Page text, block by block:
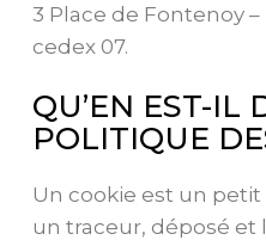
3 Place de Fontenoy –
cedex 07.
QU’EN EST-IL
POLITIQUE
Un cookie est un
un traceur, déposé et